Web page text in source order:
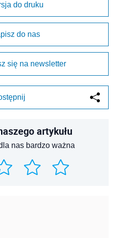
do druku
do nas
się na newsletter
artykułu
nas bardzo ważna